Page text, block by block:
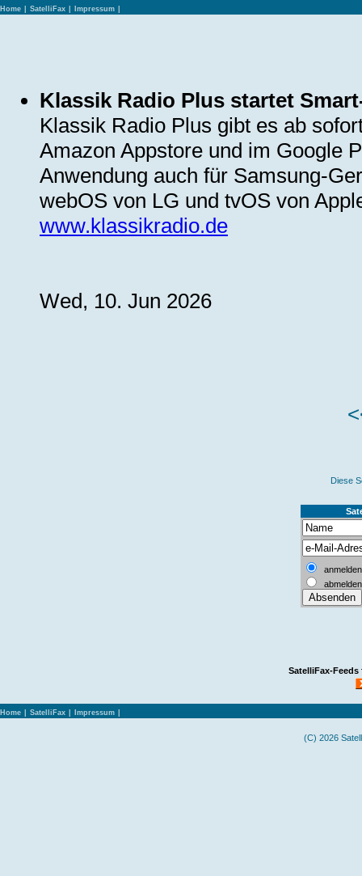
Home SatelliFax Impressum
Klassik Radio Plus startet
Klassik Radio Plus gibt es ab
Amazon Appstore und im Google
Anwendung auch für Samsung-
webOS von LG und tvOS von
www.klassikradio.de
Wed, 10. Jun 2026
Diese S
anmelden
abmelden
SatelliFax-Feeds
Home SatelliFax Impressum
(C) 2026